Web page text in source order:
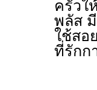
ครัวใ
พลัส
ใช้สอ
ที่รักก